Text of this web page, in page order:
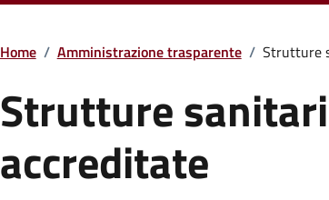
Home / Amministrazione trasparente / Strutture
Strutture
accreditate